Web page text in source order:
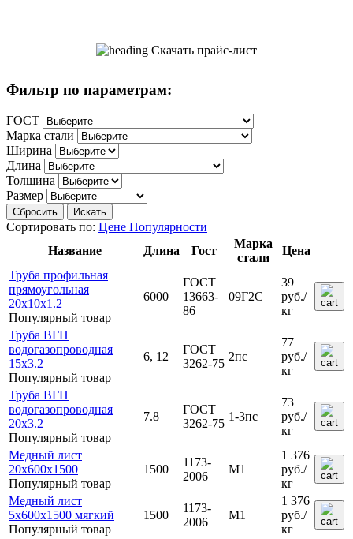
Скачать прайс-лист
Фильтр по параметрам:
ГОСТ
Марка стали
Ширина
Длина
Толщина
Размер
Сбросить Искать
Сортировать по: Цене Популярности
Название
Длина Гост
Марка
стали
Цена
Труба профильная
прямоугольная
20х10х1.2
Популярный товар
6000
ГОСТ
13663-
86
09Г2С
39
руб./
кг
Труба ВГП
водогазопроводная
15х3.2
Популярный товар
6, 12
ГОСТ
3262-75
2пс
77
руб./
кг
Труба ВГП
водогазопроводная
20х3.2
Популярный товар
7.8
ГОСТ
3262-75
1-3пс
73
руб./
кг
Медный лист
20x600x1500
Популярный товар
1500
1173-
2006
М1
1 376
руб./
кг
Медный лист
5x600x1500 мягкий
Популярный товар
1500
1173-
2006
М1
1 376
руб./
кг